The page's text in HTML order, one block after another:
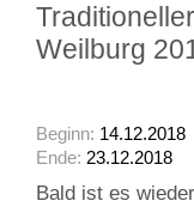
Weilburg
Beginn: 14.12.2018
Ende: 23.12.2018
Bald ist es